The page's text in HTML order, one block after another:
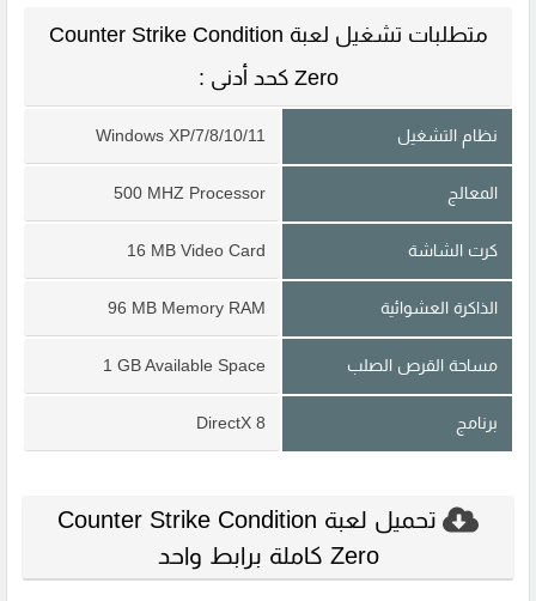
متطلبات تشغيل لعبة Counter Strike Condition
Zero كحد أدنى :
نظام التشغيل Windows XP/7/8/10/11
المعالج 500 MHZ Processor
كرت الشاشة 16 MB Video Card
الذاكرة العشوائية 96 MB Memory RAM
مساحة القرص الصلب 1 GB Available Space
برنامج DirectX 8
تحميل لعبة Counter Strike Condition
Zero كاملة برابط واحد